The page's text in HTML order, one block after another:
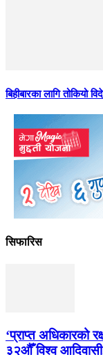
बिहीबारका लागि तोकियो
सिफारिस
‘प्राप्त अधिकारको
३२औँ विश्व